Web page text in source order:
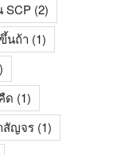
SCP (2)
นถ้า (1)
ด (1)
สัญจร (1)